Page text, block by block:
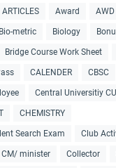
ARTICLES Award AWD
Bio-metric Biology
Bridge Course Work Sheet
CALENDER CBSC
Central Universitiy
CHEMISTRY
Search Exam Club
CM/ minister Collector